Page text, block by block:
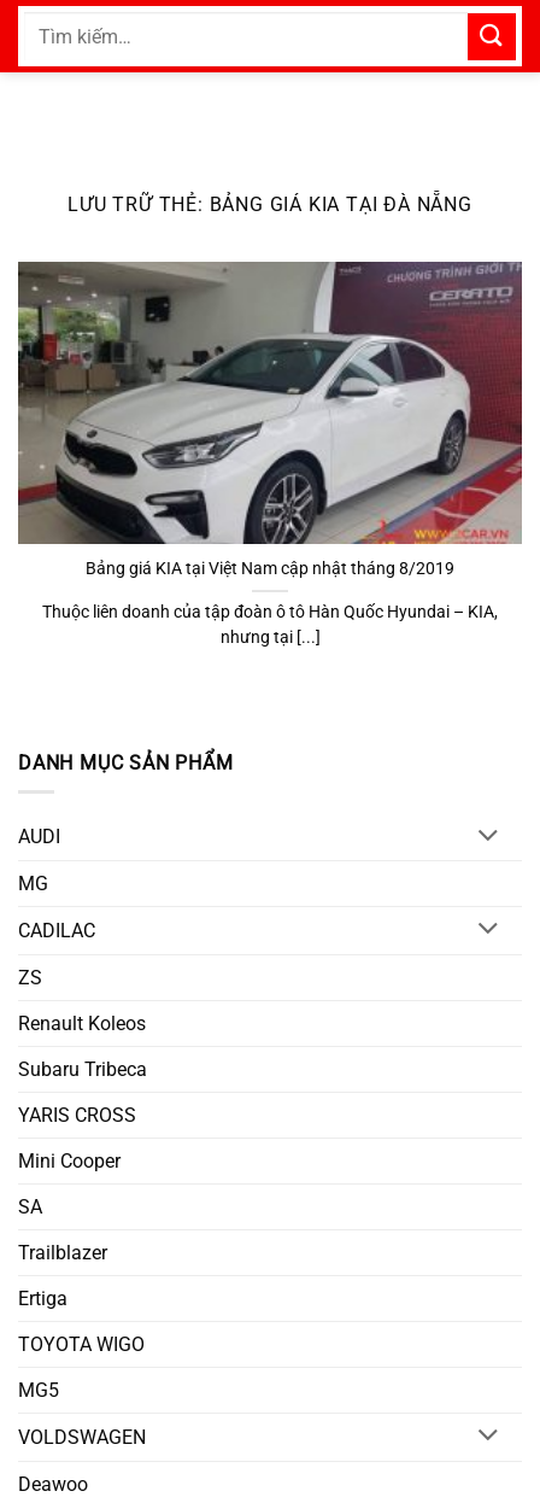
Bỏ
nội
Tìm
LƯU TRỮ THẺ: BẢNG GIÁ KIA TẠI ĐÀ NẴNG
DANH MỤC SẢN PHẨM
AUDI
MG
CADILAC
ZS
Renault Koleos
Subaru Tribeca
YARIS CROSS
Mini Cooper
SA
Trailblazer
Ertiga
TOYOTA WIGO
MG5
VOLDSWAGEN
Deawoo
Bảng giá KIA tại Việt Nam cập nhật tháng 8/2019
Thuộc liên doanh của tập đoàn ô tô Hàn Quốc Hyundai – KIA,
nhưng tại [...]